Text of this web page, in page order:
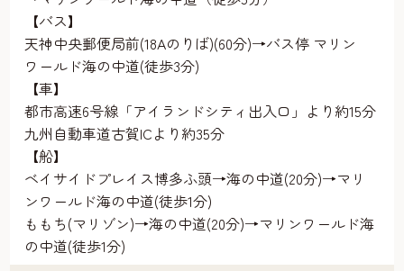
【バス】
天神中央郵便局前(18Aのりば)(60分)→バス停 マリン
ワールド海の中道(徒歩3分)
【車】
都市高速6号線「アイランドシティ出入口」より約15分
九州自動車道古賀ICより約35分
【船】
ベイサイドプレイス博多ふ頭→海の中道(20分)→マリ
ンワールド海の中道(徒歩1分)
ももち(マリゾン)→海の中道(20分)→マリンワールド海
の中道(徒歩1分)